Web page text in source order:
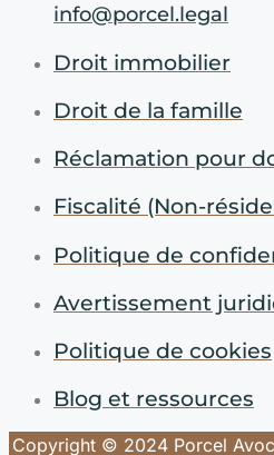
info@porcel.legal
Droit immobilier
Droit de la famille
Réclamation pour
Fiscalité (Non-
Politique de
Avertissement
Politique de cookies
Blog et ressources
Copyright © 2024 Porcel